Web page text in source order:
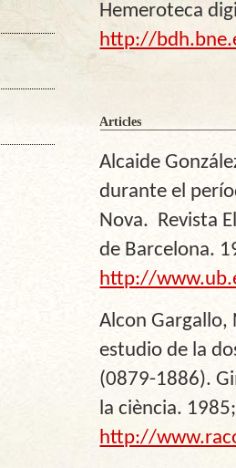
Hemeroteca
http://
Articles
Alcaide
durante el
Nova. Revista
de Barcelona.
http://
Alcon Gargallo,
estudio de la
(0879-1886).
la ciència.
http://